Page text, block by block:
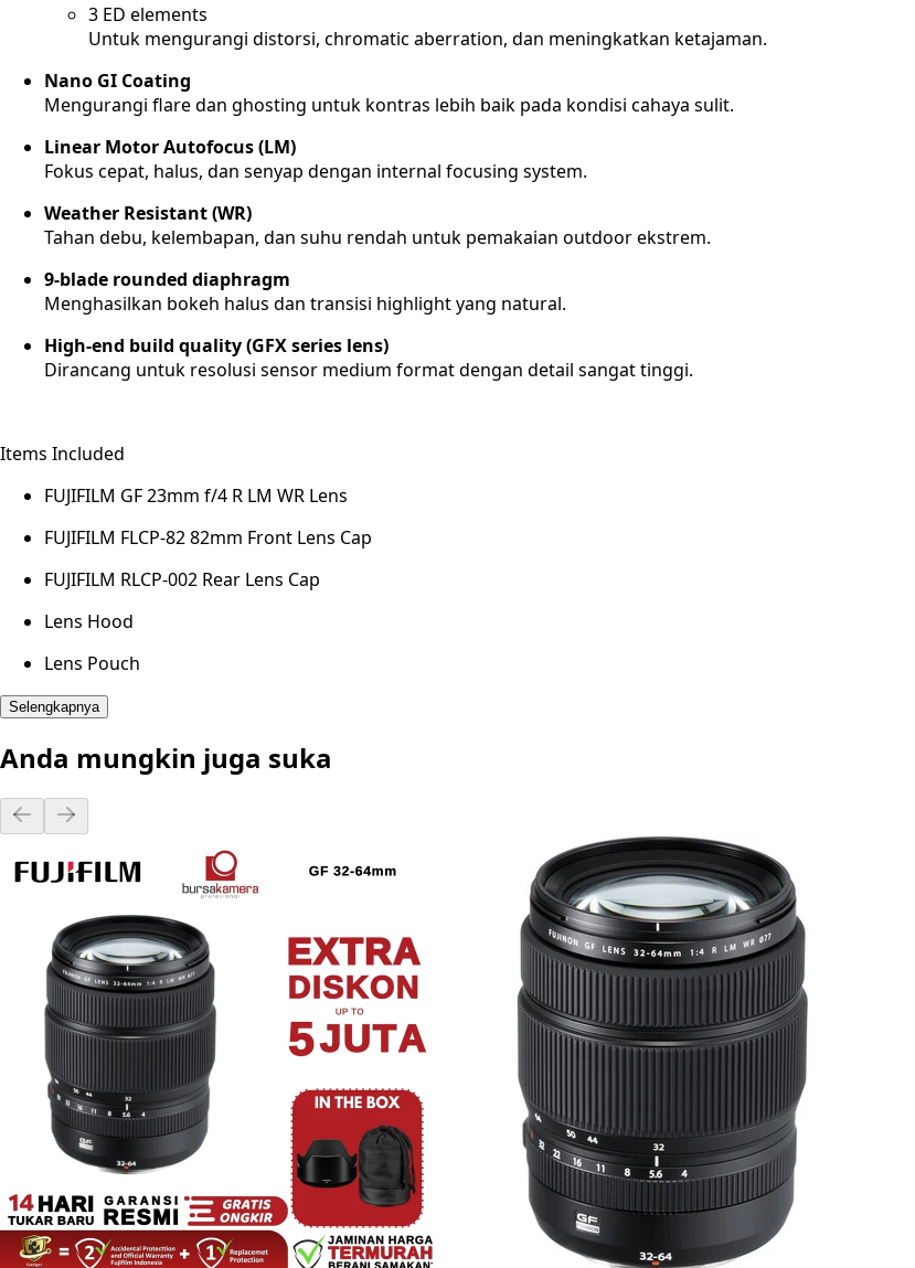
3 ED elements
Untuk mengurangi distorsi, chromatic aberration, dan meningkatkan ketajaman.
Nano GI Coating
Mengurangi flare dan ghosting untuk kontras lebih baik pada kondisi cahaya sulit.
Linear Motor Autofocus (LM)
Fokus cepat, halus, dan senyap dengan internal focusing system.
Weather Resistant (WR)
Tahan debu, kelembapan, dan suhu rendah untuk pemakaian outdoor ekstrem.
9-blade rounded diaphragm
Menghasilkan bokeh halus dan transisi highlight yang natural.
High-end build quality (GFX series lens)
Dirancang untuk resolusi sensor medium format dengan detail sangat tinggi.
Items Included
FUJIFILM GF 23mm f/4 R LM WR Lens
FUJIFILM FLCP-82 82mm Front Lens Cap
FUJIFILM RLCP-002 Rear Lens Cap
Lens Hood
Lens Pouch
Selengkapnya
Anda mungkin juga suka